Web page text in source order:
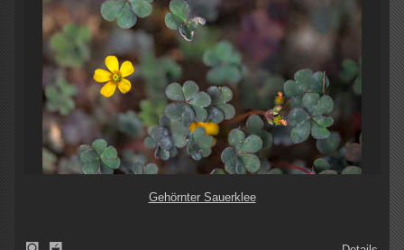
Gehörnter Sauerklee